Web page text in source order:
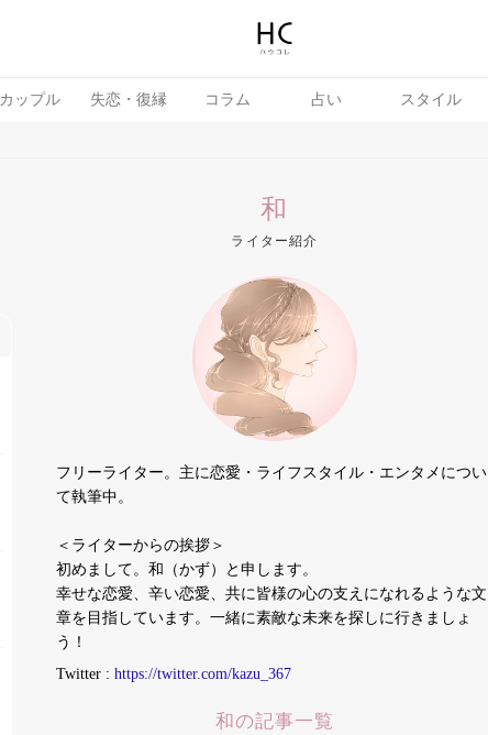
カップル 失恋・復縁 コラム 占い スタイル
和
ライター紹介
フリーライター。主に恋愛・ライフスタイル・エンタメについ
て執筆中。
＜ライターからの挨拶＞
初めまして。和（かず）と申します。
幸せな恋愛、辛い恋愛、共に皆様の心の支えになれるような文
章を目指しています。一緒に素敵な未来を探しに行きましょ
う！
Twitter : https://twitter.com/kazu_367
和の記事一覧